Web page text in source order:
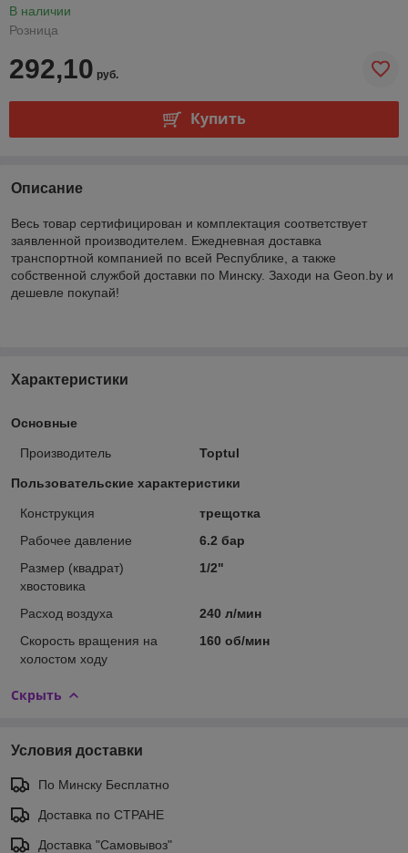
В наличии
Розница
292,10 руб.
Купить
Описание
Весь товар сертифицирован и комплектация соответствует
заявленной производителем. Ежедневная доставка
транспортной компанией по всей Республике, а также
собственной службой доставки по Минску. Заходи на Geon.by и
дешевле покупай!
Характеристики
Основные
Производитель Toptul
Пользовательские характеристики
Конструкция
трещотка
Рабочее давление
6.2 бар
Размер (квадрат)
хвостовика
1/2"
Расход воздуха
240 л/мин
Скорость вращения на
холостом ходу
160 об/мин
Скрыть
Условия доставки
По Минску Бесплатно
Доставка по СТРАНЕ
Доставка "Самовывоз"